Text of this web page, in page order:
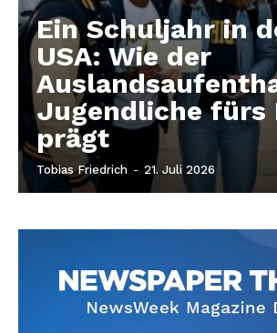
Ein Schuljahr in
USA: Wie der
Jugendliche fürs
prägt
Tobias Friedrich - 21. Juli 2026